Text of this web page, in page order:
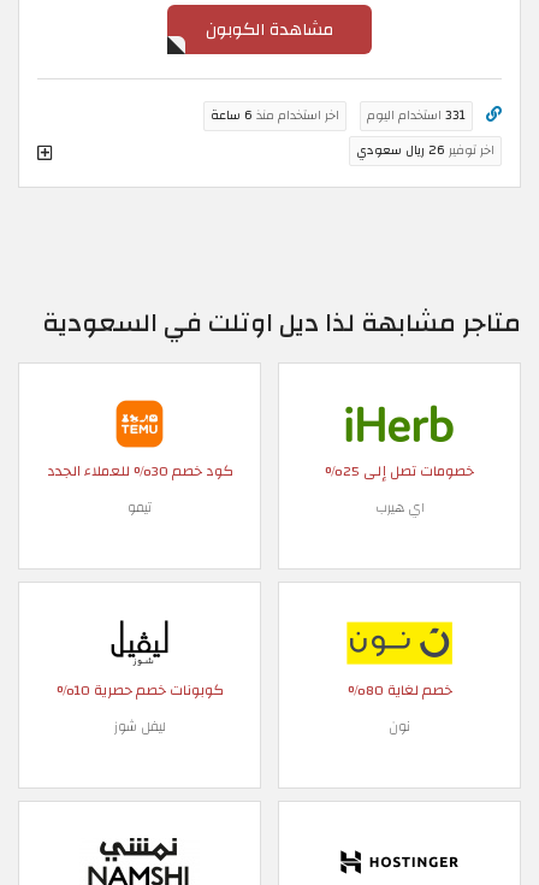
مشاهدة الكوبون
331 استخدام اليوم اخر استخدام منذ 6 ساعة
اخر توفير 26 ريال سعودي
متاجر مشابهة لذا ديل اوتلت في السعودية
خصومات تصل إلى 25%
اي هيرب
كود خصم 30% للعملاء الجدد
تيمو
خصم لغاية 80%
نون
كوبونات خصم حصرية 10%
ليفل شوز